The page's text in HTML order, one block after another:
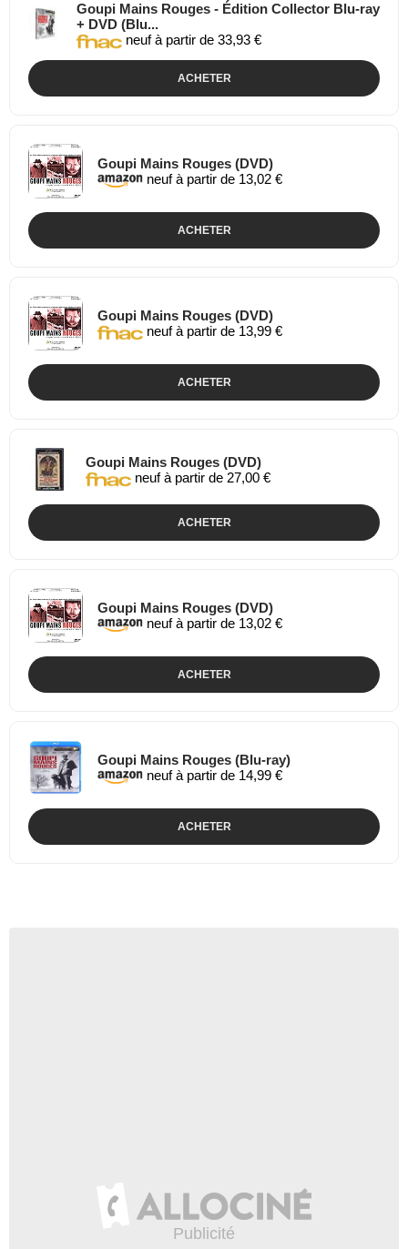
Goupi Mains Rouges - Édition Collector Blu-ray
+ DVD (Blu...
neuf à partir de 33,93 €
ACHETER
Goupi Mains Rouges (DVD)
neuf à partir de 13,02 €
ACHETER
Goupi Mains Rouges (DVD)
neuf à partir de 13,99 €
ACHETER
Goupi Mains Rouges (DVD)
neuf à partir de 27,00 €
ACHETER
Goupi Mains Rouges (DVD)
neuf à partir de 13,02 €
ACHETER
Goupi Mains Rouges (Blu-ray)
neuf à partir de 14,99 €
ACHETER